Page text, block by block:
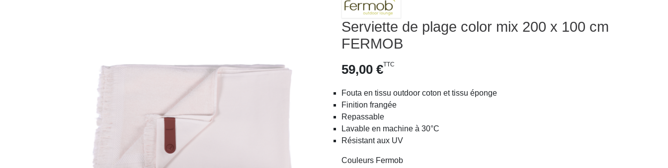
Serviette de plage color mix 200 x 100 cm
FERMOB
59,00 €TTC
Fouta en tissu outdoor coton et tissu éponge
Finition frangée
Repassable
Lavable en machine à 30°C
Résistant aux UV
Couleurs Fermob